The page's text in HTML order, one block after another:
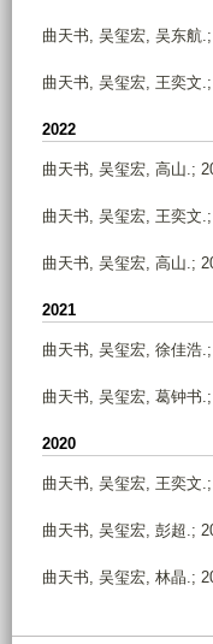
曲天书, 吴玺宏, 吴东航
曲天书, 吴玺宏, 王奕文
2022
曲天书, 吴玺宏, 高山.;
曲天书, 吴玺宏, 王奕文
曲天书, 吴玺宏, 高山.;
2021
曲天书, 吴玺宏, 徐佳浩
曲天书, 吴玺宏, 葛钟书
2020
曲天书, 吴玺宏, 王奕文
曲天书, 吴玺宏, 彭超.;
曲天书, 吴玺宏, 林晶.;